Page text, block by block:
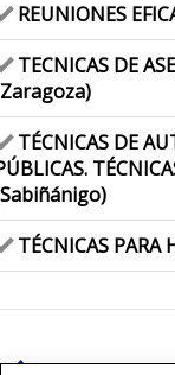
REUNIONES
TECNICAS DE
TÉCNICAS DE
TÉCNICAS PARA
976 203 103